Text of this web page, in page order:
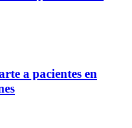
a pacientes en